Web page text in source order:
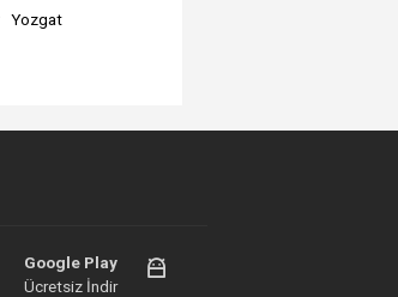
Yozgat
Google Play
Ücretsiz İndir